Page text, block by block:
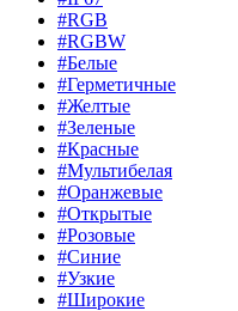
#RGB
#RGBW
#Белые
#Герметичные
#Желтые
#Зеленые
#Красные
#Мультибелая
#Оранжевые
#Открытые
#Розовые
#Синие
#Узкие
#Широкие